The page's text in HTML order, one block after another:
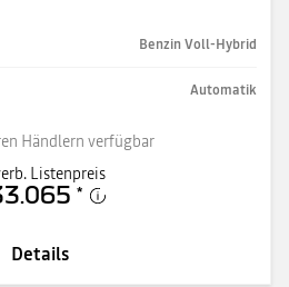
Benzin Voll-Hybrid
Automatik
Händlern verfügbar
Listenpreis
*
Details